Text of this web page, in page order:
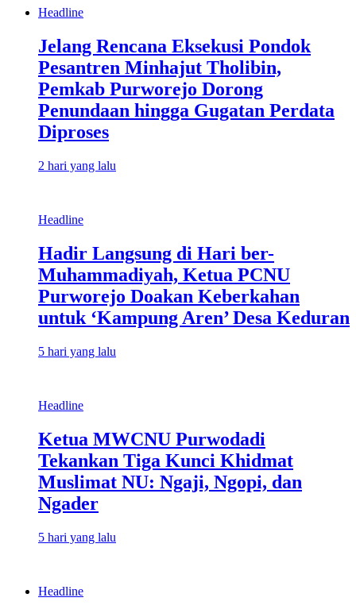
Headline
Jelang Rencana Eksekusi Pondok
Pesantren Minhajut Tholibin,
Pemkab Purworejo Dorong
Penundaan hingga Gugatan Perdata
Diproses
2 hari yang lalu
Headline
Hadir Langsung di Hari ber-
Muhammadiyah, Ketua PCNU
Purworejo Doakan Keberkahan
untuk ‘Kampung Aren’ Desa Keduran
5 hari yang lalu
Headline
Ketua MWCNU Purwodadi
Tekankan Tiga Kunci Khidmat
Muslimat NU: Ngaji, Ngopi, dan
Ngader
5 hari yang lalu
Headline